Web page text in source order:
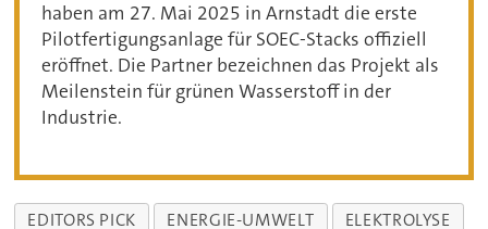
haben am 27. Mai 2025 in Arnstadt die erste
Pilotfertigungsanlage für SOEC-Stacks offiziell
eröffnet. Die Partner bezeichnen das Projekt als
Meilenstein für grünen Wasserstoff in der
Industrie.
EDITORS PICK ENERGIE-UMWELT ELEKTROLYSE